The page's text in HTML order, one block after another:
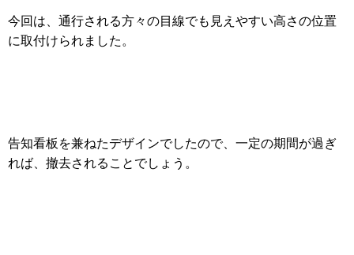
今回は、通行される方々の目線でも見えやすい高さの位置
に取付けられました。
告知看板を兼ねたデザインでしたので、一定の期間が過ぎ
れば、撤去されることでしょう。